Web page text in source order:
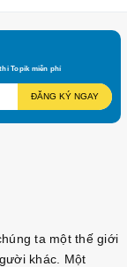
Topik miễn phí
ĐĂNG KÝ NGAY
ta một thế giới
khác. Một